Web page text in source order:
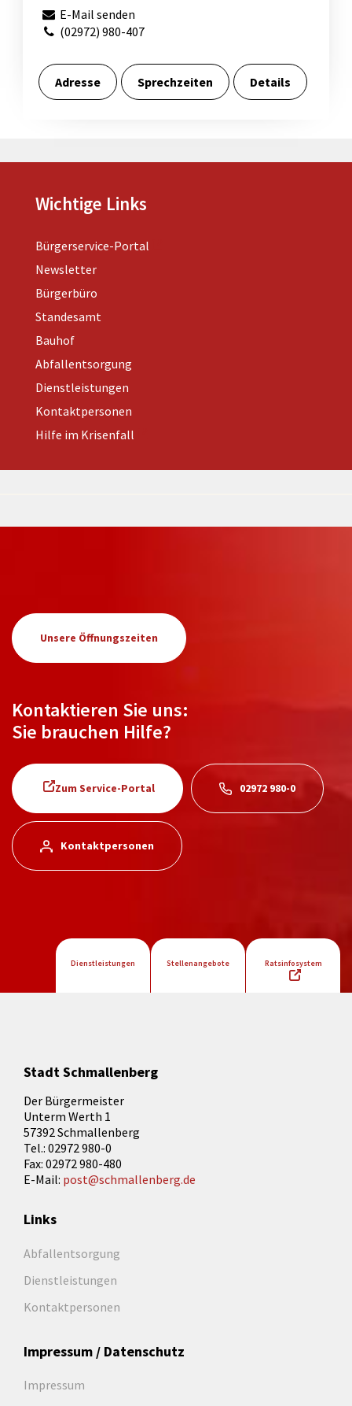
E-Mail senden
(02972) 980-407
Adresse Sprechzeiten Details
Wichtige Links
Bürgerservice-Portal
Newsletter
Bürgerbüro
Standesamt
Bauhof
Abfallentsorgung
Dienstleistungen
Kontaktpersonen
Hilfe im Krisenfall
Unsere Öffnungszeiten
Kontaktieren Sie uns:
Sie brauchen Hilfe?
Zum Service-Portal 02972 980-0
Kontaktpersonen
Dienstleistungen Stellenangebote Ratsinfosystem
Stadt Schmallenberg
Der Bürgermeister
Unterm Werth 1
57392 Schmallenberg
Tel.: 02972 980-0
Fax: 02972 980-480
E-Mail: post@schmallenberg.de
Links
Abfallentsorgung
Dienstleistungen
Kontaktpersonen
Impressum / Datenschutz
Impressum